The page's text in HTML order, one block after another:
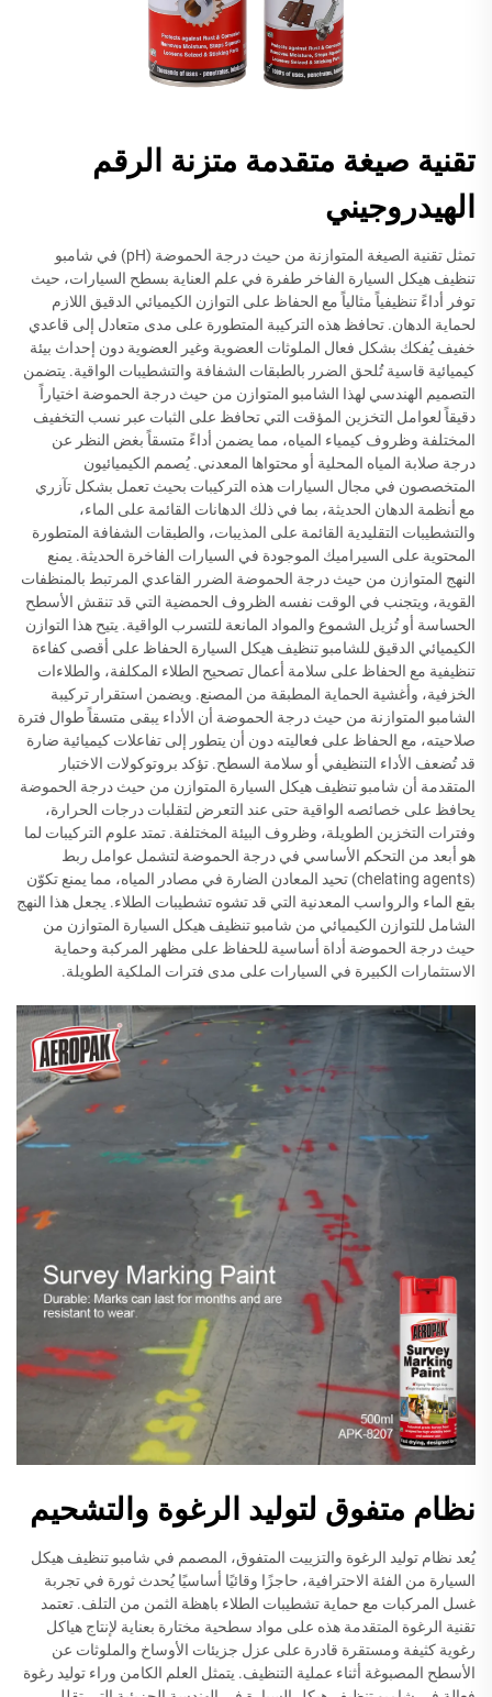
تقنية صيغة متقدمة متزنة الرقم
الهيدروجيني
تمثل تقنية الصيغة المتوازنة من حيث درجة الحموضة (pH) في شامبو
تنظيف هيكل السيارة الفاخر طفرة في علم العناية بسطح السيارات، حيث
توفر أداءً تنظيفياً مثالياً مع الحفاظ على التوازن الكيميائي الدقيق اللازم
لحماية الدهان. تحافظ هذه التركيبة المتطورة على مدى متعادل إلى قاعدي
خفيف يُفكك بشكل فعال الملوثات العضوية وغير العضوية دون إحداث بيئة
كيميائية قاسية تُلحق الضرر بالطبقات الشفافة والتشطيبات الواقية. يتضمن
التصميم الهندسي لهذا الشامبو المتوازن من حيث درجة الحموضة اختياراً
دقيقاً لعوامل التخزين المؤقت التي تحافظ على الثبات عبر نسب التخفيف
المختلفة وظروف كيمياء المياه، مما يضمن أداءً متسقاً بغض النظر عن
درجة صلابة المياه المحلية أو محتواها المعدني. يُصمم الكيميائيون
المتخصصون في مجال السيارات هذه التركيبات بحيث تعمل بشكل تآزري
مع أنظمة الدهان الحديثة، بما في ذلك الدهانات القائمة على الماء،
والتشطيبات التقليدية القائمة على المذيبات، والطبقات الشفافة المتطورة
المحتوية على السيراميك الموجودة في السيارات الفاخرة الحديثة. يمنع
النهج المتوازن من حيث درجة الحموضة الضرر القاعدي المرتبط بالمنظفات
القوية، ويتجنب في الوقت نفسه الظروف الحمضية التي قد تنقش الأسطح
الحساسة أو تُزيل الشموع والمواد المانعة للتسرب الواقية. يتيح هذا التوازن
الكيميائي الدقيق للشامبو تنظيف هيكل السيارة الحفاظ على أقصى كفاءة
تنظيفية مع الحفاظ على سلامة أعمال تصحيح الطلاء المكلفة، والطلاءات
الخزفية، وأغشية الحماية المطبقة من المصنع. ويضمن استقرار تركيبة
الشامبو المتوازنة من حيث درجة الحموضة أن الأداء يبقى متسقاً طوال فترة
صلاحيته، مع الحفاظ على فعاليته دون أن يتطور إلى تفاعلات كيميائية ضارة
قد تُضعف الأداء التنظيفي أو سلامة السطح. تؤكد بروتوكولات الاختبار
المتقدمة أن شامبو تنظيف هيكل السيارة المتوازن من حيث درجة الحموضة
يحافظ على خصائصه الواقية حتى عند التعرض لتقلبات درجات الحرارة،
وفترات التخزين الطويلة، وظروف البيئة المختلفة. تمتد علوم التركيبات لما
هو أبعد من التحكم الأساسي في درجة الحموضة لتشمل عوامل ربط
(chelating agents) تحيد المعادن الضارة في مصادر المياه، مما يمنع تكوّن
بقع الماء والرواسب المعدنية التي قد تشوه تشطيبات الطلاء. يجعل هذا النهج
الشامل للتوازن الكيميائي من شامبو تنظيف هيكل السيارة المتوازن من
حيث درجة الحموضة أداة أساسية للحفاظ على مظهر المركبة وحماية
الاستثمارات الكبيرة في السيارات على مدى فترات الملكية الطويلة.
نظام متفوق لتوليد الرغوة والتشحيم
يُعد نظام توليد الرغوة والتزييت المتفوق، المصمم في شامبو تنظيف هيكل
السيارة من الفئة الاحترافية، حاجزًا وقائيًا أساسيًا يُحدث ثورة في تجربة
غسل المركبات مع حماية تشطيبات الطلاء باهظة الثمن من التلف. تعتمد
تقنية الرغوة المتقدمة هذه على مواد سطحية مختارة بعناية لإنتاج هياكل
رغوية كثيفة ومستقرة قادرة على عزل جزيئات الأوساخ والملوثات عن
الأسطح المصبوغة أثناء عملية التنظيف. يتمثل العلم الكامن وراء توليد رغوة